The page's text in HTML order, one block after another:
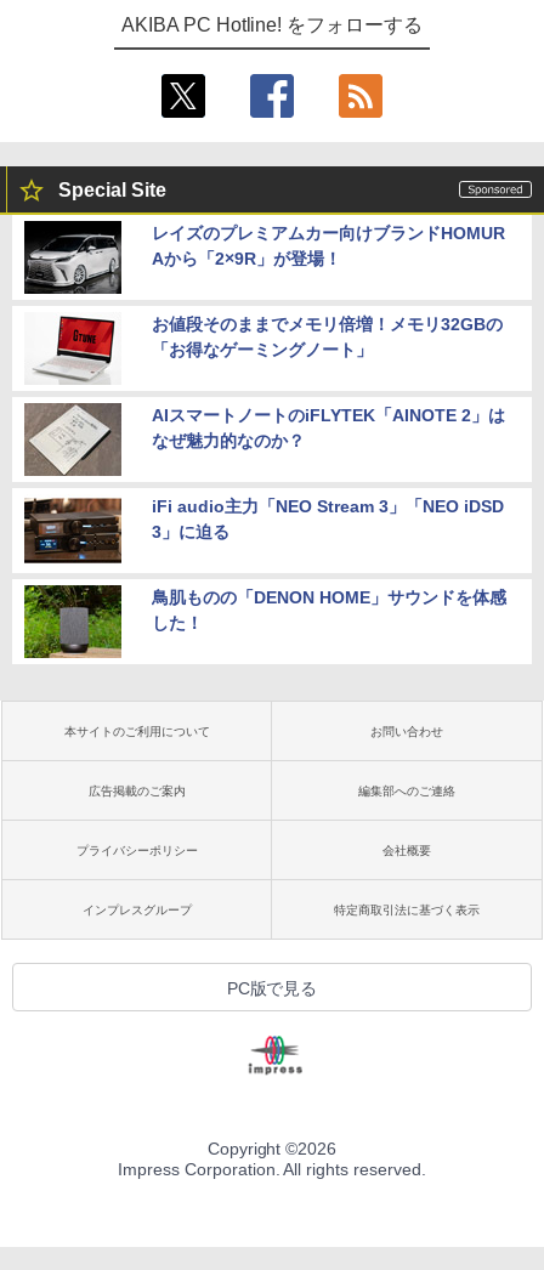
AKIBA PC Hotline! をフォローする
Special Site
レイズのプレミアムカー向けブランドHOMUR
Aから「2×9R」が登場！
お値段そのままでメモリ倍増！メモリ32GBの
「お得なゲーミングノート」
AIスマートノートのiFLYTEK「AINOTE 2」は
なぜ魅力的なのか？
iFi audio主力「NEO Stream 3」「NEO iDSD
3」に迫る
鳥肌ものの「DENON HOME」サウンドを体感
した！
本サイトのご利用について お問い合わせ
広告掲載のご案内 編集部へのご連絡
プライバシーポリシー 会社概要
インプレスグループ 特定商取引法に基づく表示
PC版で見る
Copyright ©2026
Impress Corporation. All rights reserved.